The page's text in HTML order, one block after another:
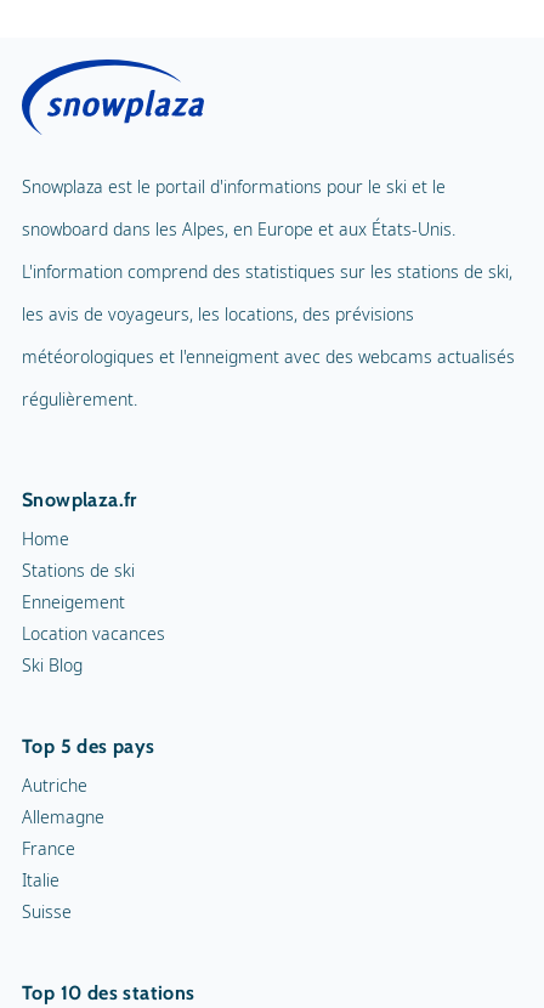
Carrousel pour enfants
Parc d'aventure
Terrain de jeux
Mascotte
Solarium public
Massage
Spa et bien-être
Piscine intérieure
Ballade en ballon
Tennis en salle
Sentiers de randonnée
Patinoire intérieure
Patinoire
Snowrafting
Traîneau à chiens
Motoneiges
Snowplaza est le portail d'informations pour le ski et le
snowboard dans les Alpes, en Europe et aux États-Unis.
L'information comprend des statistiques sur les stations de ski,
les avis de voyageurs, les locations, des prévisions
météorologiques et l'enneigment avec des webcams actualisés
régulièrement.
Snowplaza.fr
Home
Stations de ski
Enneigement
Location vacances
Ski Blog
Top 5 des pays
Autriche
Allemagne
France
Italie
Suisse
Top 10 des stations